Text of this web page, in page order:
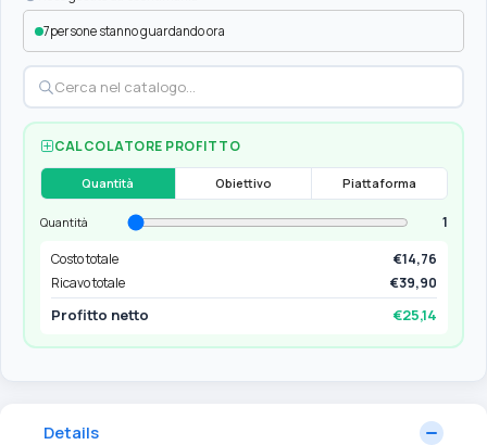
7persone stanno guardando ora
CALCOLATORE PROFITTO
Quantità Obiettivo Piattaforma
Quantità
1
Costo totale
€14,76
Ricavo totale
€39,90
Profitto netto €25,14
Details